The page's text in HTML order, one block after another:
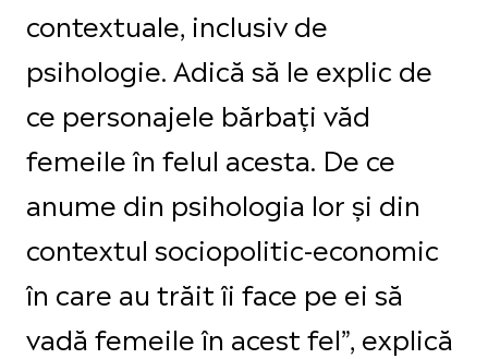
contextuale, inclusiv de
psihologie. Adică să le explic de
ce personajele bărbați văd
femeile în felul acesta. De ce
anume din psihologia lor și din
contextul sociopolitic-economic
în care au trăit îi face pe ei să
vadă femeile în acest fel”, explică